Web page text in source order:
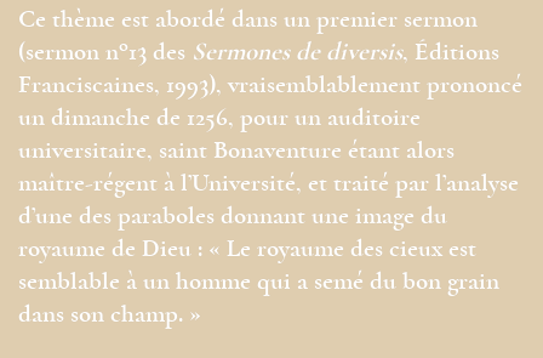
Ce thème est abordé dans un premier sermon
(sermon no13 des Sermones de diversis, Éditions
Franciscaines, 1993), vraisemblablement prononcé
un dimanche de 1256, pour un auditoire
universitaire, saint Bonaventure étant alors
maître-régent à l’Université, et traité par l’analyse
d’une des paraboles donnant une image du
royaume de Dieu : « Le royaume des cieux est
semblable à un homme qui a semé du bon grain
dans son champ. »